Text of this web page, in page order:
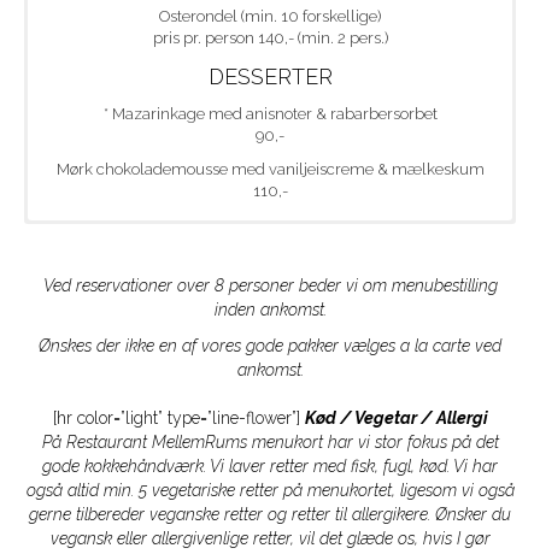
Osterondel (min. 10 forskellige)
pris pr. person 140,- (min. 2 pers.)
DESSERTER
* Mazarinkage med anisnoter & rabarbersorbet
90,-
Mørk chokolademousse med vaniljeiscreme & mælkeskum
110,-
MENU MELLEMRUM
dampede & råmarinerede asparges
– tilkøb af friskrevet trøffel 60,-
Helstegt dansk Gastro-kalv serveret med croquette af
kalvebryst & ramsløg hertil ærter á la francaise, ærtepuré &
timiansauce
Marinerede rabarber med hvid chokolade, citrus-sorbet & knas
Ved reservationer over 8 personer beder vi om menubestilling
inden ankomst.
Ønskes der ikke en af vores gode pakker vælges a la carte ved
ankomst.
[hr color=”light” type=”line-flower”] Kød / Vegetar / Allergi
På Restaurant MellemRums menukort har vi stor fokus på det
gode kokkehåndværk. Vi laver retter med fisk, fugl, kød. Vi har
også altid min. 5 vegetariske retter på menukortet, ligesom vi også
gerne tilbereder veganske retter og retter til allergikere. Ønsker du
vegansk eller allergivenlige retter, vil det glæde os, hvis I gør